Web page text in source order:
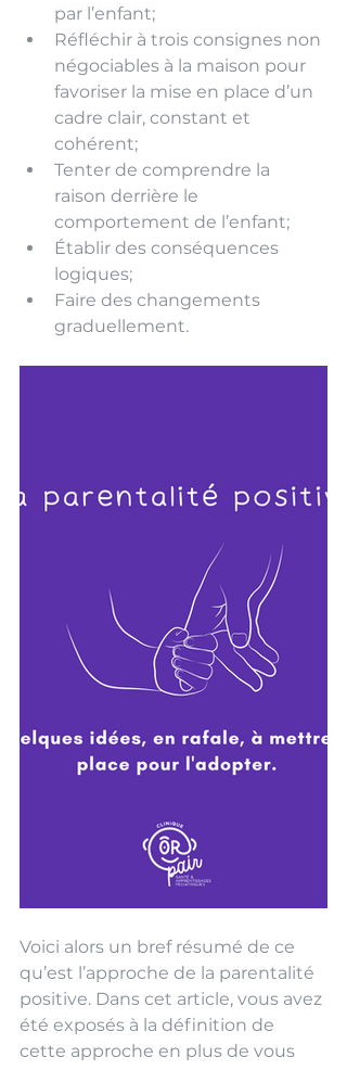
par l’enfant;
Réfléchir à trois consignes non
négociables à la maison pour
favoriser la mise en place d’un
cadre clair, constant et
cohérent;
Tenter de comprendre la
raison derrière le
comportement de l’enfant;
Établir des conséquences
logiques;
Faire des changements
graduellement.
Voici alors un bref résumé de ce
qu’est l’approche de la parentalité
positive. Dans cet article, vous avez
été exposés à la définition de
cette approche en plus de vous